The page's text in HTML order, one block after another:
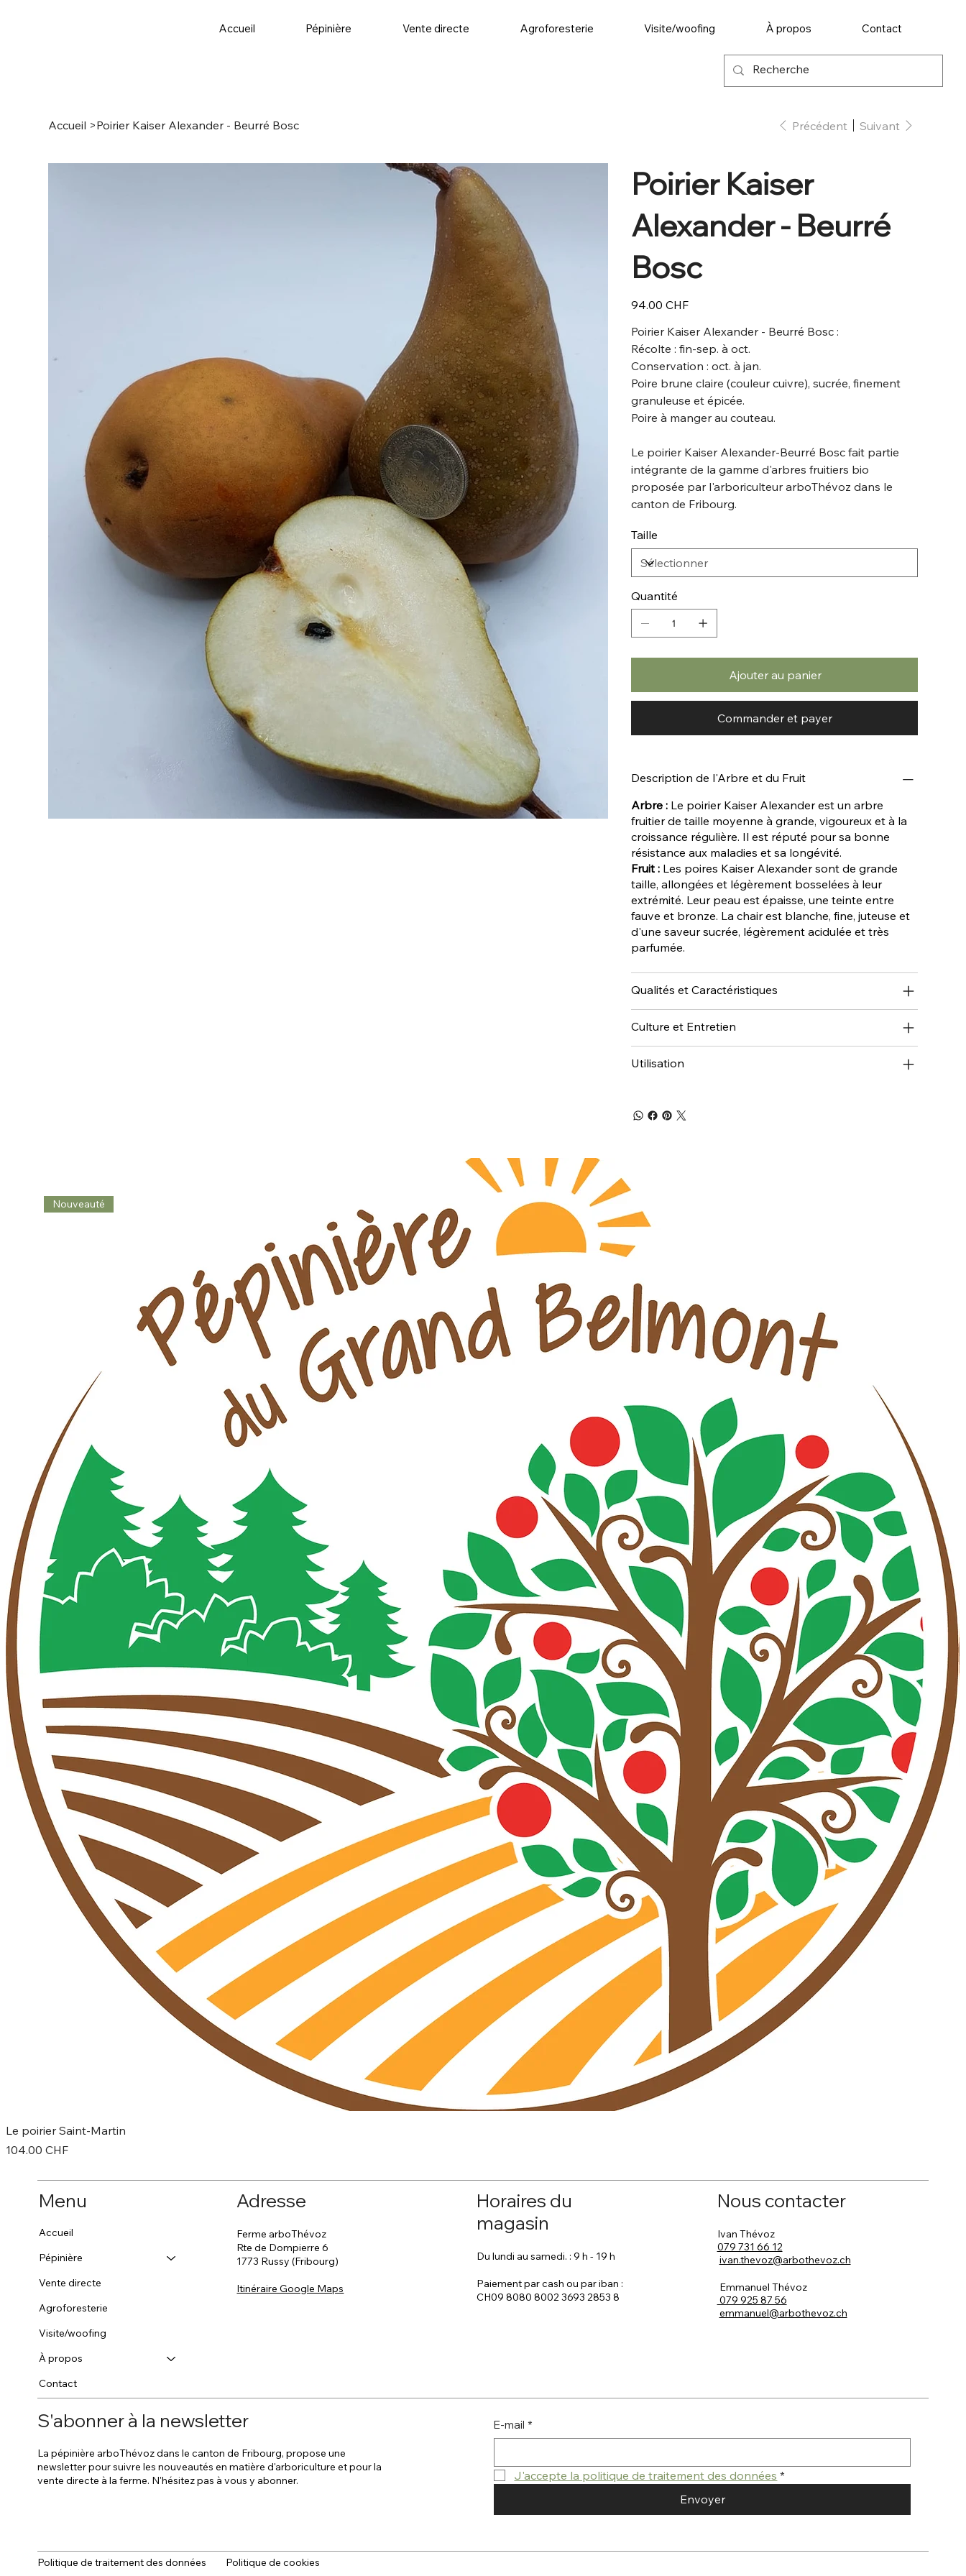
Accueil Pépinière Vente directe Agroforesterie Visite/woofing À propos Contact
Accueil >Poirier Kaiser Alexander - Beurré Bosc Précédent Suivant
Poirier Kaiser
Alexander - Beurré
Bosc
Prix
94.00 CHF
Poirier Kaiser Alexander - Beurré Bosc :
Récolte : fin-sep. à oct.
Conservation : oct. à jan.
Poire brune claire (couleur cuivre), sucrée, finement
granuleuse et épicée.
Poire à manger au couteau.
Le poirier Kaiser Alexander-Beurré Bosc fait partie
intégrante de la gamme d'arbres fruitiers bio
proposée par l'arboriculteur arboThévoz dans le
canton de Fribourg.
Taille
Quantité
Ajouter au panier
Commander et payer
Description de l'Arbre et du Fruit
Arbre :Le poirier Kaiser Alexander est un arbre
fruitier de taille moyenne à grande, vigoureux et à la
croissance régulière. Il est réputé pour sa bonne
résistance aux maladies et sa longévité.
Fruit :Les poires Kaiser Alexander sont de grande
taille, allongées et légèrement bosselées à leur
extrémité. Leur peau est épaisse, une teinte entre
fauve et bronze. La chair est blanche, fine, juteuse et
d'une saveur sucrée, légèrement acidulée et très
parfumée.
Qualités et Caractéristiques
Culture et Entretien
Utilisation
Nouveauté
Le poirier Saint-Martin
Prix
104.00 CHF
Menu
Accueil
Pépinière
Vente directe
Agroforesterie
Visite/woofing
À propos
Contact
Adresse
Ferme arboThévoz
Rte de Dompierre 6
1773 Russy (Fribourg)
Itinéraire Google Maps
Horaires du
magasin
Du lundi au samedi. : 9 h - 19 h
Paiement par cash ou par iban :
CH09 8080 8002 3693 2853 8
Nous contacter
Ivan Thévoz
079 731 66 12
ivan.thevoz@arbothevoz.ch
Emmanuel Thévoz
079 925 87 56
emmanuel@arbothevoz.ch
S'abonner à la newsletter
La pépinière arboThévoz dans le canton de Fribourg, propose une
newsletter pour suivre les nouveautés en matière d'arboriculture et pour la
vente directe à la ferme. N'hésitez pas à vous y abonner.
E-mail *
J'accepte la politique de traitement des données *
Envoyer
Politique de traitement des données Politique de cookies